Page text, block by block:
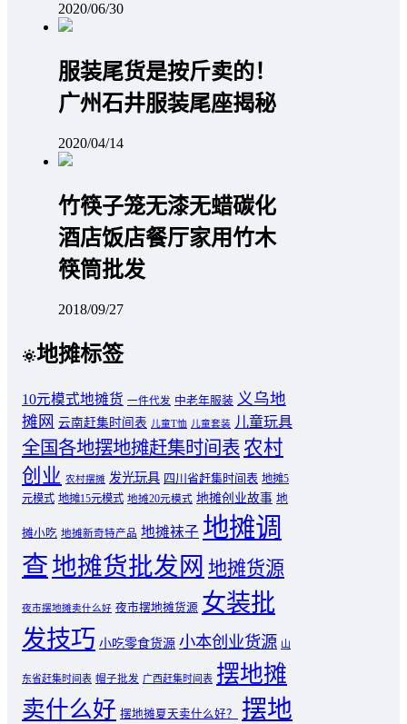
2020/06/30
服装尾货是按斤卖的！
广州石井服装尾座揭秘
2020/04/14
竹筷子笼无漆无蜡碳化
酒店饭店餐厅家用竹木
筷筒批发
2018/09/27
地摊标签
10元模式地摊货 一件代发 中老年服装 义乌地
摊网 云南赶集时间表 儿童T恤 儿童套装 儿童玩具
全国各地摆地摊赶集时间表 农村
创业 农村摆摊 发光玩具 四川省赶集时间表 地摊5
元模式 地摊15元模式 地摊20元模式 地摊创业故事 地
摊小吃 地摊新奇特产品 地摊袜子 地摊调
查地摊货批发网 地摊货源
夜市摆地摊卖什么好 夜市摆地摊货源 女装批
发技巧 小吃零食货源 小本创业货源 山
东省赶集时间表 帽子批发 广西赶集时间表 摆地摊
卖什么好 摆地摊夏天卖什么好？
摆地